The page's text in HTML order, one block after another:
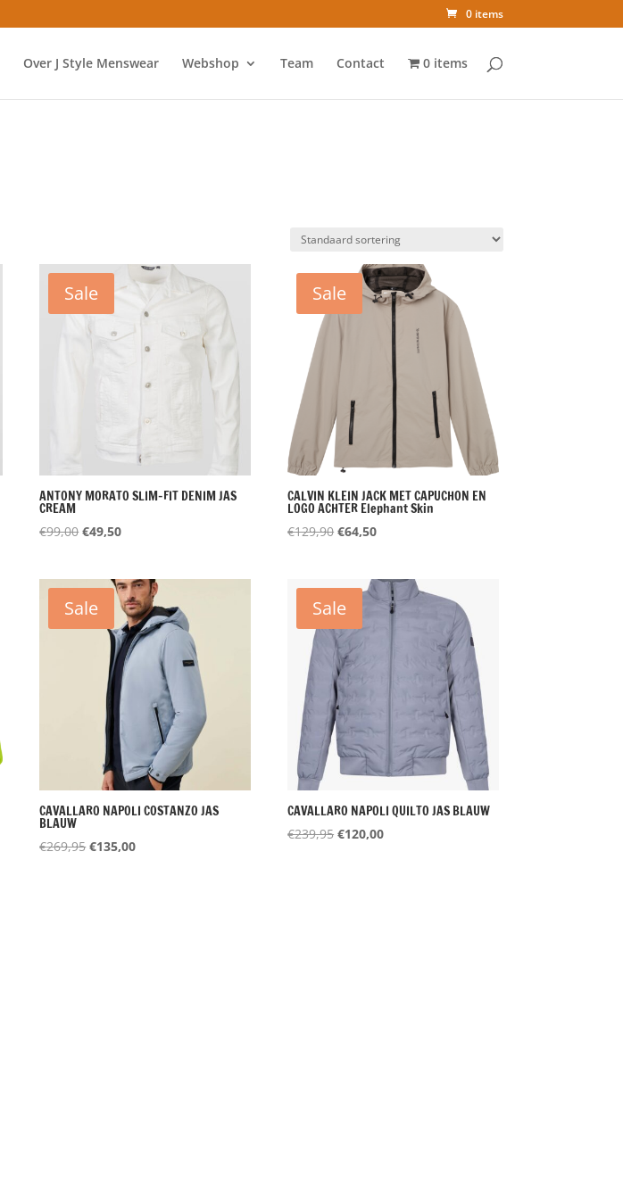
0 items
Over J Style Menswear Webshop Team Contact 0 items
Sale
ANTONY MORATO SLIM-FIT DENIM JAS
CREAM
€99,00Oorspronkelijke
€99,00.
€49,50Huidige
€49,50.
Sale
CALVIN KLEIN JACK MET CAPUCHON EN
LOGO ACHTER Elephant Skin
€129,90 Oorspronkelijke
€129,90.
€64,50Huidige
€64,50.
Sale
CAVALLARO NAPOLI COSTANZO JAS
BLAUW
€269,95Oorspronkelijke
€135,00Huidige
Sale
CAVALLARO NAPOLI QUILTO JAS BLAUW
€239,95 Oorspronkelijke
€120,00Huidige